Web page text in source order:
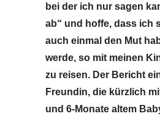
bei der ich nur sagen
ab“ und hoffe, dass ich
auch einmal den Mut
werde, so mit meinen
zu reisen. Der Bericht
Freundin, die kürzlich
und 6-Monate altem